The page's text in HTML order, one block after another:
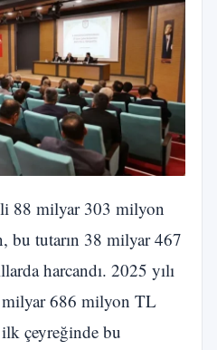
88 milyar 303 milyon
bu tutarın 38 milyar 467
harcandı. 2025 yılı
milyar 686 milyon TL
ilk çeyreğinde bu